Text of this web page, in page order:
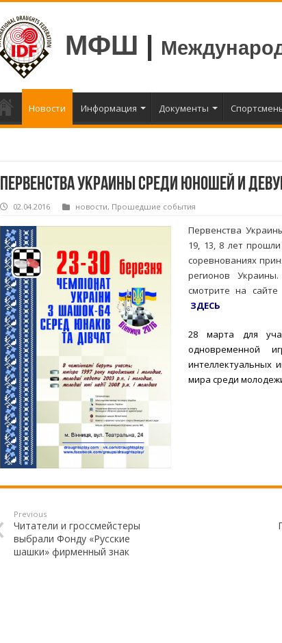
МФШ |
Новости Информация Документы
Первенства Украины среди юношей и
02.04.2016 новости, Прошедшие события
Первенства
19, 13, 8 лет
соревнованиях
регионов
смотрите на
ЗДЕСЬ
28 марта для
одновременной
интеллектуальных
мира среди
Previous
Читатели и гроссмейстеры
выбрали Фонду «Русские
шашки» фирменный знак